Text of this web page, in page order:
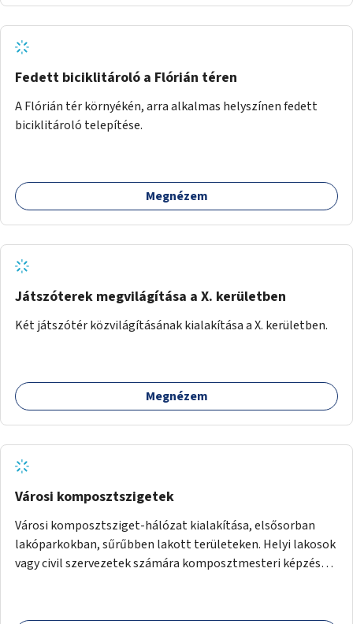
Fedett biciklitároló a Flórián téren
A Flórián tér környékén, arra alkalmas helyszínen fedett
biciklitároló telepítése.
Megnézem
Játszóterek megvilágítása a X. kerületben
Két játszótér közvilágításának kialakítása a X. kerületben.
Megnézem
Városi komposztszigetek
Városi komposztsziget-hálózat kialakítása, elsősorban
lakóparkokban, sűrűbben lakott területeken. Helyi lakosok
vagy civil szervezetek számára komposztmesteri képzés